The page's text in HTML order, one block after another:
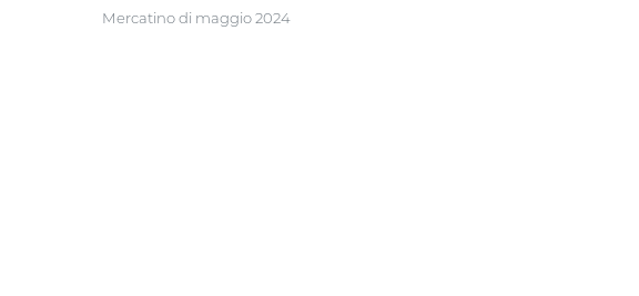
Mercatino di maggio 2024